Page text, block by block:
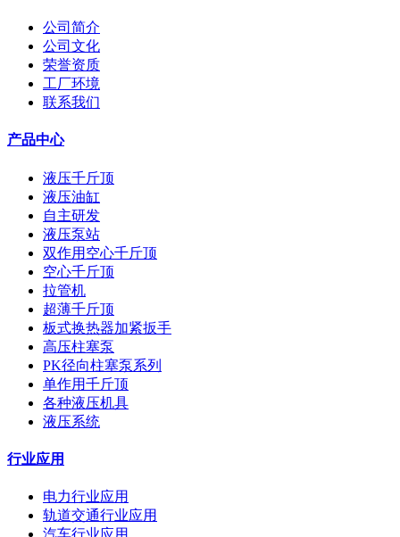
公司简介
公司文化
荣誉资质
工厂环境
联系我们
产品中心
液压千斤顶
液压油缸
自主研发
液压泵站
双作用空心千斤顶
空心千斤顶
拉管机
超薄千斤顶
板式换热器加紧扳手
高压柱塞泵
PK径向柱塞泵系列
单作用千斤顶
各种液压机具
液压系统
行业应用
电力行业应用
轨道交通行业应用